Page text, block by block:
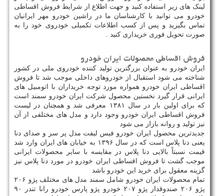
لینک های زیر استفاده کنید و جهت اطلاع از شرایط فروش اقساطی
خودرو می توانید با کارشناسان ما در راشین خودرو مهر ایرانیان
تماس بگیرید و پس از کسب اطلاعات تکمیلی خودروی خود را به
صورت تحویل فوری خریداری کنید .
فروش اقساطی محصولات ایران خودرو
ایران خودرو به عنوان بزرگترین تولید کننده خودروی ملی در کشور
شناخته می شود استقبال از خودروهای داخلی موجب شد تا فروش
اقساطی ایران خودرو همواره مورد توجه خریداران با اتومبیل های
ایرانی قرار گیرد نخستین محصول شرکت ایران خودرو سمند است
که برای اولین بار در سال ۱۳۸۱ معرفی شد و همچنان در لیست
فروش اقساطی ایران خودرو وجود دارد و مدل های مختلفی از آن
نیز تولید و روانه بازار می شود
جدیدترین محصول ایران خودرو فیس لیفت مدل پر سر و صدای دنا
یعنی دنا پلاس است که در سال ۱۳۹۶ به خیابان های ایران وارد شد
قیمت نسبتاً بالایی دنا پلاس در مقایسه با سایر محصولات ایرانی
موجب گشت تا فروش اقساطی ایران خودرو در مورد دنا پلاس نیز
گزینه معقول برای خرید این خودرو باشد
تمام محصولات ایران خودرو شامل سمند مدل های مختلف پژو ۲۰۶
پژو ۲۰۶ صندوقدار پژو ۲۰۷ خودرو پژو پارس خودرو رانا تندر ۹۰